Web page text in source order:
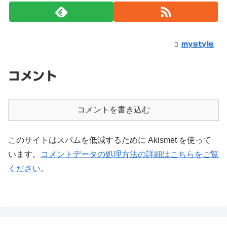
mystyle
コメント
コメントを書き込む
このサイトはスパムを低減するために Akismet を使って
います。
コメントデータの処理方法の詳細はこちらをご覧
ください。